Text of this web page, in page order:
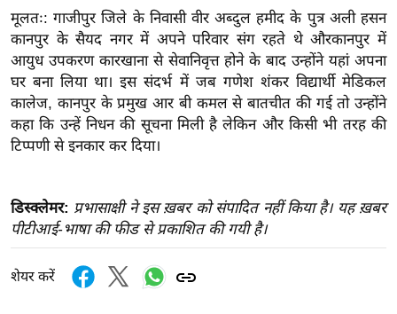
डि
या
सा
हि
त्य
ज
ग
ऑ
टो
व
र्ल्ड
मूलतः: गाजीपुर जिले के निवासी वीर अब्दुल हमीद के पुत्र अली हसन
कानपुर के सैयद नगर में अपने परिवार संग रहते थे औरकानपुर में
आयुध उपकरण कारखाना से सेवानिवृत्त होने के बाद उन्होंने यहां अपना
घर बना लिया था। इस संदर्भ में जब गणेश शंकर विद्यार्थी मेडिकल
कालेज, कानपुर के प्रमुख आर बी कमल से बातचीत की गई तो उन्होंने
कहा कि उन्हें निधन की सूचना मिली है लेकिन और किसी भी तरह की
टिप्पणी से इनकार कर दिया।
डिस्क्लेमर: प्रभासाक्षी ने इस ख़बर को संपादित नहीं किया है। यह ख़बर
पीटीआई-भाषा की फीड से प्रकाशित की गयी है।
शेयर करें